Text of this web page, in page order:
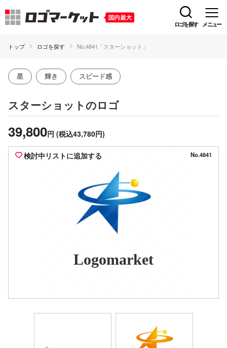
ロゴを探す メニュー
トップ ロゴを探す No.4841「スターショット」
星 輝き スピード感
スターショットのロゴ
39,800円 (税込43,780円)
検討中リストに追加する No.4841
Logomarket